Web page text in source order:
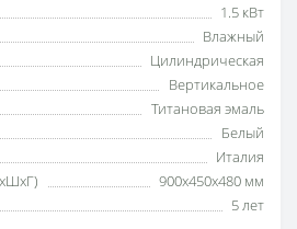
1.5 кВт
Влажный
Цилиндрическая
Вертикальное
Титановая эмаль
Белый
Италия
900x450x480 мм
5 лет